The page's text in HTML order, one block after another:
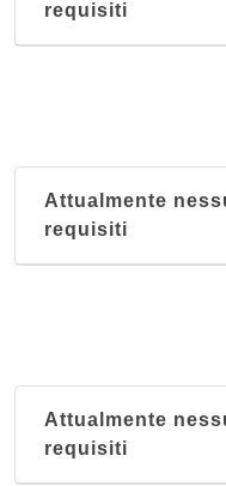
requisiti
Attualmente
requisiti
Attualmente
requisiti